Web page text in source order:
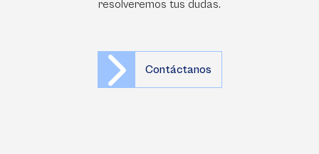
resolveremos tus dudas.
Contáctanos